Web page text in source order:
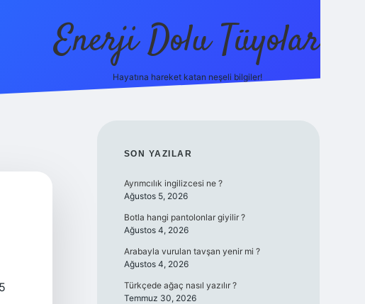
Enerji Dolu Tüyolar
Hayatına hareket katan neşeli bilgiler!
SIDEBAR
SON YAZILAR
Ayrımcılık ingilizcesi ne ?
Ağustos 5, 2026
Botla hangi pantolonlar giyilir ?
Ağustos 4, 2026
Arabayla vurulan tavşan yenir mi ?
Ağustos 4, 2026
Türkçede ağaç nasıl yazılır ?
Temmuz 30, 2026